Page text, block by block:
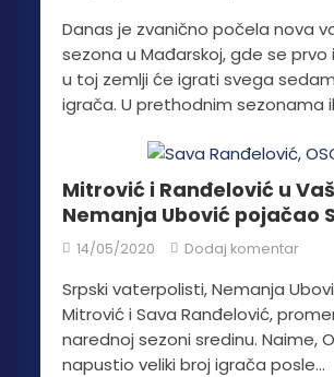
Danas je zvanično počela nova
sezona u Mađarskoj, gde se prvo
u toj zemlji će igrati svega
igrača. U prethodnim sezonama
Mitrović i Ranđelović u
Nemanja Ubović pojačao
14/05/2020 Dodaj komentar
Srpski vaterpolisti, Nemanja
Mitrović i Sava Ranđelović,
narednoj sezoni sredinu. Naime,
napustio veliki broj igrača posle...